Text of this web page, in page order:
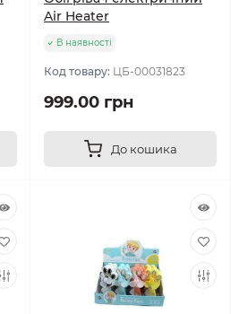
Air Heater
В наявності
Код товару: ЦБ-00031823
999.00 грн
До кошика